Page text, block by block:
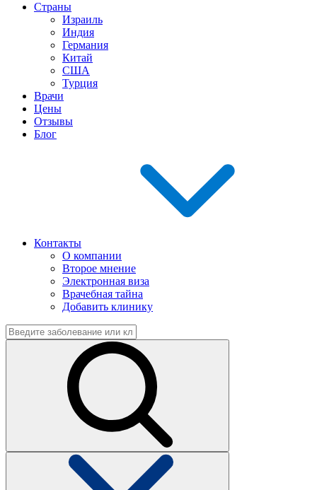
Страны
Израиль
Индия
Германия
Китай
США
Турция
Врачи
Цены
Отзывы
Блог
Контакты
О компании
Второе мнение
Электронная виза
Врачебная тайна
Добавить клинику